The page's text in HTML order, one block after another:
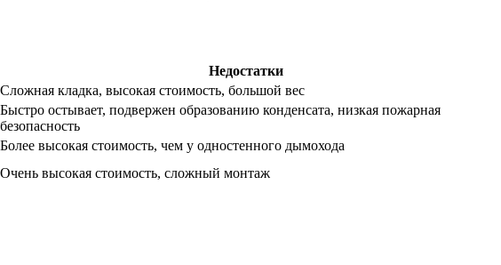
Недостатки
Сложная кладка, высокая стоимость, большой вес
Быстро остывает, подвержен образованию конденсата, низкая пожарная
безопасность
Более высокая стоимость, чем у одностенного дымохода
Очень высокая стоимость, сложный монтаж